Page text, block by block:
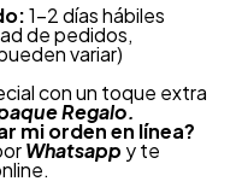
1-2 días hábiles
de pedidos,
variar)
con un toque extra
Regalo.
mi orden en línea?
Whatsapp y te